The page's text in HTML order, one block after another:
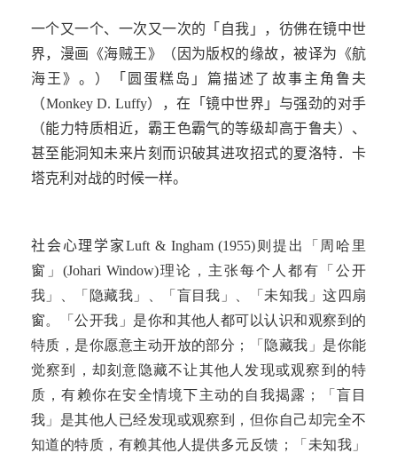
一个又一个、一次又一次的「自我」，彷佛在镜中世
界，漫画《海贼王》（因为版权的缘故，被译为《航
海王》。）「圆蛋糕岛」篇描述了故事主角鲁夫
（Monkey D. Luffy），在「镜中世界」与强劲的对手
（能力特质相近，霸王色霸气的等级却高于鲁夫）、
甚至能洞知未来片刻而识破其进攻招式的夏洛特．卡
塔克利对战的时候一样。
社会心理学家Luft & Ingham (1955)则提出「周哈里
窗」(Johari Window)理论，主张每个人都有「公开
我」、「隐藏我」、「盲目我」、「未知我」这四扇
窗。「公开我」是你和其他人都可以认识和观察到的
特质，是你愿意主动开放的部分；「隐藏我」是你能
觉察到，却刻意隐藏不让其他人发现或观察到的特
质，有赖你在安全情境下主动的自我揭露；「盲目
我」是其他人已经发现或观察到，但你自己却完全不
知道的特质，有赖其他人提供多元反馈；「未知我」